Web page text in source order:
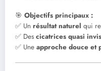
🎯 Objectifs principaux :
✅ Un résultat naturel qui
✅ Des cicatrices quasi
✅ Une approche douce et